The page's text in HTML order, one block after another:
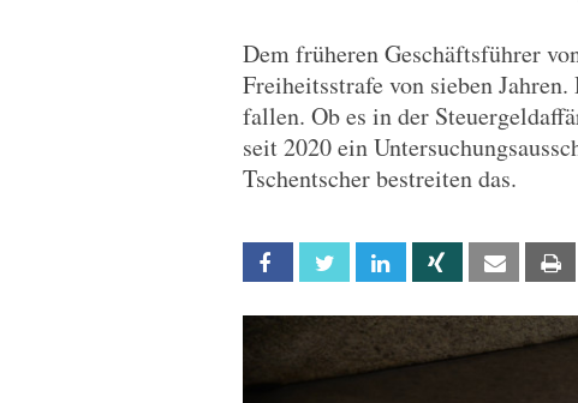
Dem früheren Geschäftsführer
Freiheitsstrafe von sieben
fallen. Ob es in der
seit 2020 ein
Tschentscher bestreiten das.
Facebook Twitter Linkedin Xing Email